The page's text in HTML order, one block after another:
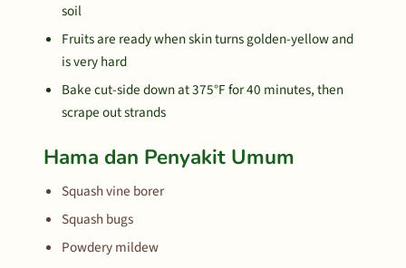
soil
Fruits are ready when skin turns golden-yellow and
is very hard
Bake cut-side down at 375°F for 40 minutes, then
scrape out strands
Hama dan Penyakit Umum
Squash vine borer
Squash bugs
Powdery mildew